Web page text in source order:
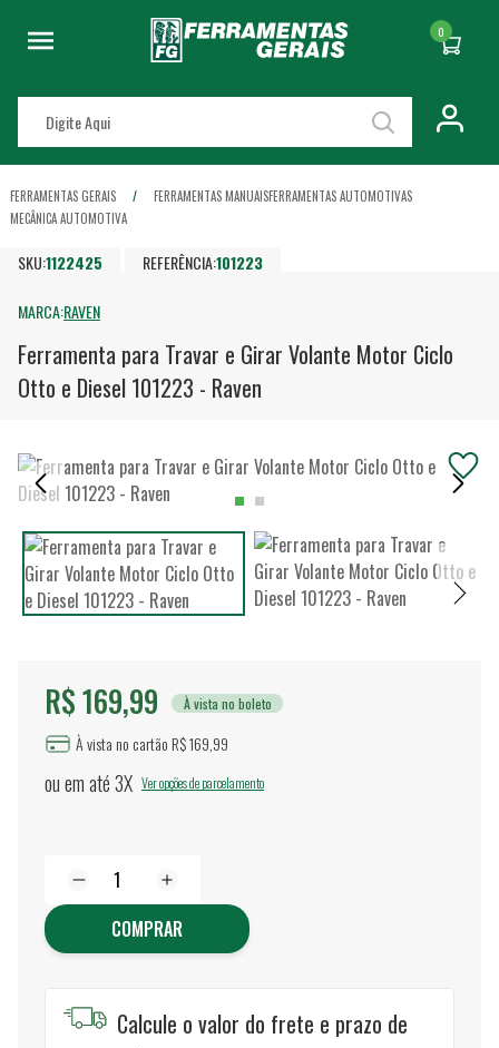
0
FERRAMENTAS GERAIS FERRAMENTAS MANUAISFERRAMENTAS AUTOMOTIVAS
MECÂNICA AUTOMOTIVA
SKU:1122425 REFERÊNCIA:101223
MARCA:RAVEN
Ferramenta para Travar e Girar Volante Motor Ciclo
Otto e Diesel 101223 - Raven
R$ 169,99 À vista no boleto
À vista no cartão R$ 169,99
ou em até3X Ver opções de parcelamento
COMPRAR
Calcule o valor do frete e prazo de